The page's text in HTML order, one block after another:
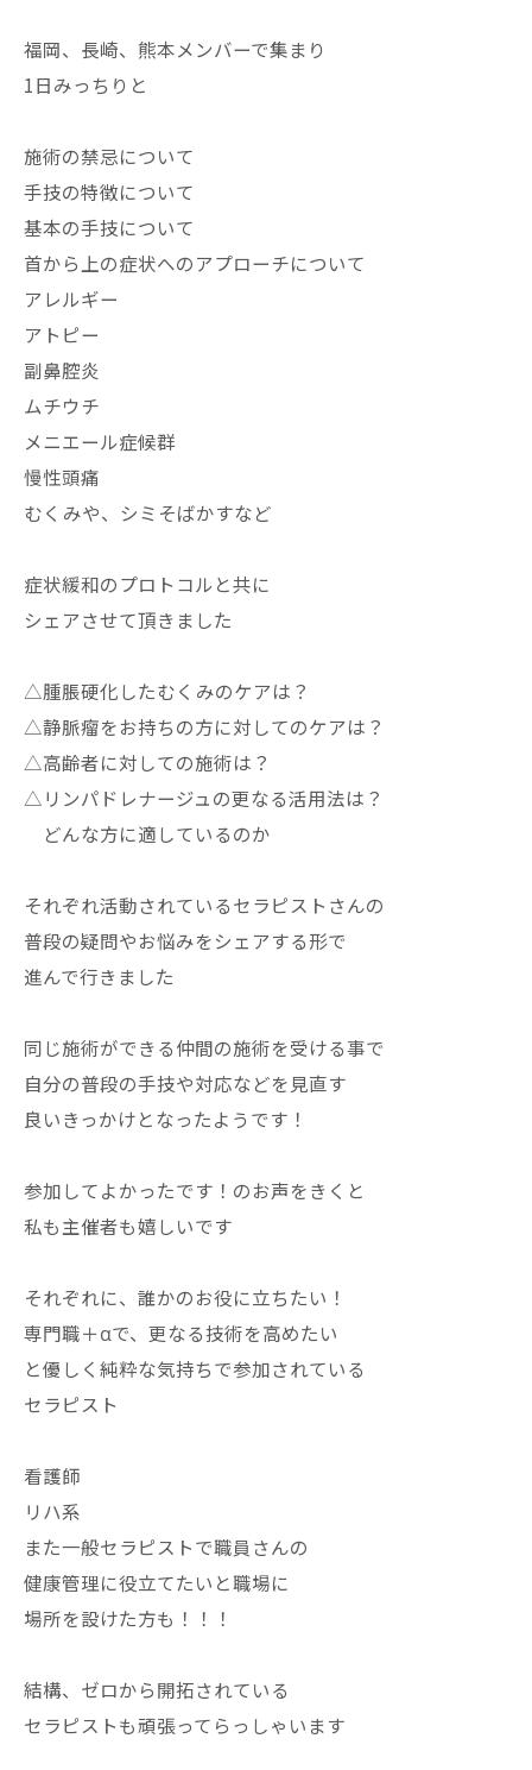
福岡、長崎、熊本メンバーで集まり
1日みっちりと
施術の禁忌について
手技の特徴について
基本の手技について
首から上の症状へのアプローチについて
アレルギー
アトピー
副鼻腔炎
ムチウチ
メニエール症候群
慢性頭痛
むくみや、シミそばかすなど
症状緩和のプロトコルと共に
シェアさせて頂きました
△腫脹硬化したむくみのケアは？
△静脈瘤をお持ちの方に対してのケアは？
△高齢者に対しての施術は？
△リンパドレナージュの更なる活用法は？
どんな方に適しているのか
それぞれ活動されているセラピストさんの
普段の疑問やお悩みをシェアする形で
進んで行きました
同じ施術ができる仲間の施術を受ける事で
自分の普段の手技や対応などを見直す
良いきっかけとなったようです！
参加してよかったです！のお声をきくと
私も主催者も嬉しいです
それぞれに、誰かのお役に立ちたい！
専門職＋αで、更なる技術を高めたい
と優しく純粋な気持ちで参加されている
セラピスト
看護師
リハ系
また一般セラピストで職員さんの
健康管理に役立てたいと職場に
場所を設けた方も！！！
結構、ゼロから開拓されている
セラピストも頑張ってらっしゃいます